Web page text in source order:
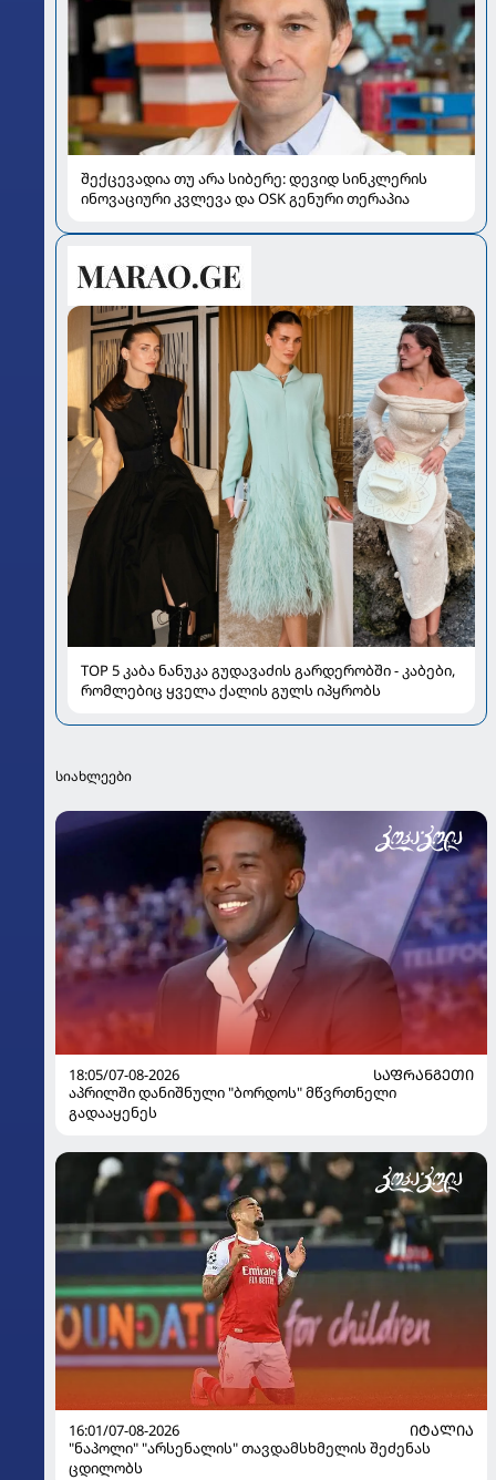
შექცევადია თუ არა სიბერე: დევიდ სინკლერის
ინოვაციური კვლევა და OSK გენური თერაპია
TOP 5 კაბა ნანუკა გუდავაძის გარდერობში - კაბები,
რომლებიც ყველა ქალის გულს იპყრობს
სიახლეები
18:05/07-08-2026
ᲡᲐᲤᲠᲐᲜᲒᲔᲗᲘ
აპრილში დანიშნული "ბორდოს" მწვრთნელი
გადააყენეს
16:01/07-08-2026
ᲘᲢᲐᲚᲘᲐ
"ნაპოლი" "არსენალის" თავდამსხმელის შეძენას
ცდილობს